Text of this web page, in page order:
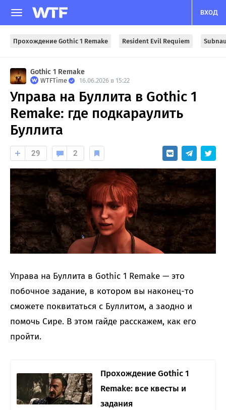
ВХОД
Прохождение Gothic 1 Remake Resident Evil Requiem
Gothic 1 Remake
WTFTime 16.06.2026 в 15:22
Управа на Буллита в Gothic 1
Remake: где подкараулить
Буллита
29 2
Управа на Буллита в Gothic 1 Remake — это
побочное задание, в котором вы наконец-то
сможете поквитаться с Буллитом, а заодно и
помочь Сире. В этом гайде расскажем, как его
пройти.
Прохождение Gothic 1
Remake: все квесты и
задания